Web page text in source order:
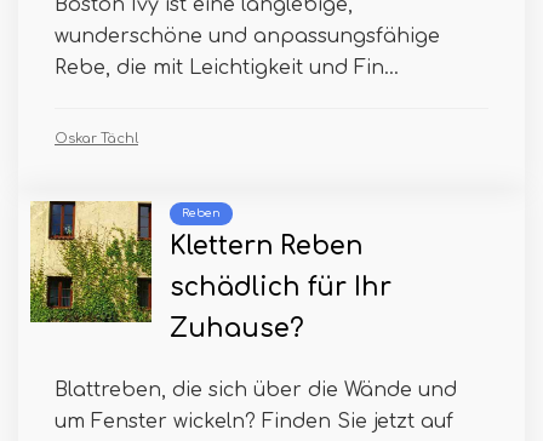
Boston Ivy ist eine langlebige,
wunderschöne und anpassungsfähige
Rebe, die mit Leichtigkeit und Fin...
Oskar Tächl
Reben
Klettern Reben
schädlich für Ihr
Zuhause?
Blattreben, die sich über die Wände und
um Fenster wickeln? Finden Sie jetzt auf